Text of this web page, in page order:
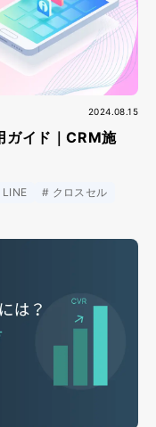
2024.08.15
ガイド｜CRM施
LINE クロスセル